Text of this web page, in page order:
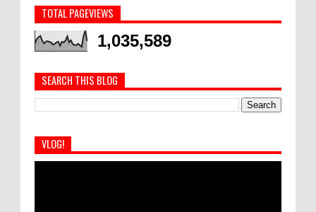
TOTAL PAGEVIEWS
1,035,589
SEARCH THIS BLOG
VLOG!